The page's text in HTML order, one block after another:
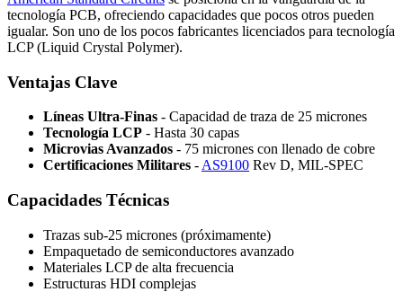
tecnología PCB, ofreciendo capacidades que pocos otros pueden
igualar. Son uno de los pocos fabricantes licenciados para tecnología
LCP (Liquid Crystal Polymer).
Ventajas Clave
Líneas Ultra-Finas - Capacidad de traza de 25 micrones
Tecnología LCP - Hasta 30 capas
Microvias Avanzados - 75 micrones con llenado de cobre
Certificaciones Militares -AS9100 Rev D, MIL-SPEC
Capacidades Técnicas
Trazas sub-25 micrones (próximamente)
Empaquetado de semiconductores avanzado
Materiales LCP de alta frecuencia
Estructuras HDI complejas